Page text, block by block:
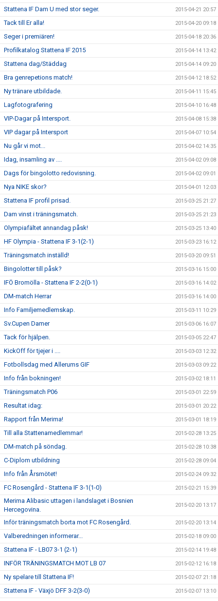
Stattena IF Dam U med stor seger. 2015-04-21 20:57
Tack till Er alla! 2015-04-20 09:18
Seger i premiären! 2015-04-18 20:36
Profilkatalog Stattena IF 2015 2015-04-14 13:42
Stattena dag/Städdag 2015-04-14 09:20
Bra genrepetions match! 2015-04-12 18:52
Ny tränare utbildade. 2015-04-11 15:45
Lagfotografering 2015-04-10 16:48
VIP-Dagar på Intersport. 2015-04-08 15:38
VIP dagar på Intersport 2015-04-07 10:54
Nu går vi mot... 2015-04-02 14:35
Idag, insamling av .... 2015-04-02 09:08
Dags för bingolotto redovisning. 2015-04-02 09:01
Nya NIKE skor? 2015-04-01 12:03
Stattena IF profil prisad. 2015-03-25 21:27
Dam vinst i träningsmatch. 2015-03-25 21:23
Olympiafältet annandag påsk! 2015-03-25 13:40
HF Olympia - Stattena IF 3-1(2-1) 2015-03-23 16:12
Träningsmatch inställd! 2015-03-20 09:51
Bingolotter till påsk? 2015-03-16 15:00
IFÖ Bromölla - Stattena IF 2-2(0-1) 2015-03-16 14:02
DM-match Herrar 2015-03-16 14:00
Info Familjemedlemskap. 2015-03-11 10:29
Sv.Cupen Damer 2015-03-06 16:07
Tack för hjälpen. 2015-03-05 22:47
KickOff för tjejer i .... 2015-03-03 12:32
Fotbollsdag med Allerums GIF 2015-03-03 09:22
Info från bokningen! 2015-03-02 18:11
Träningsmatch P06 2015-03-01 22:59
Resultat idag: 2015-03-01 20:22
Rapport från Merima! 2015-03-01 18:19
Till alla Stattenamedlemmar! 2015-02-28 13:25
DM-match på söndag. 2015-02-28 10:38
C-Diplom utbildning 2015-02-28 09:04
Info från Årsmötet! 2015-02-24 09:32
FC Rosengård - Stattena IF 3-1(1-0) 2015-02-21 15:39
Merima Alibasic uttagen i landslaget i Bosnien
Hercegovina.
2015-02-20 13:17
Inför träningsmatch borta mot FC Rosengård. 2015-02-20 13:14
Valberedningen informerar... 2015-02-18 09:00
Stattena IF - LB07 3-1 (2-1) 2015-02-14 19:48
INFÖR TRÄNINGSMATCH MOT LB 07 2015-02-12 16:18
Ny spelare till Stattena IF! 2015-02-07 21:18
Stattena IF - Växjö DFF 3-2(3-0) 2015-02-07 13:10